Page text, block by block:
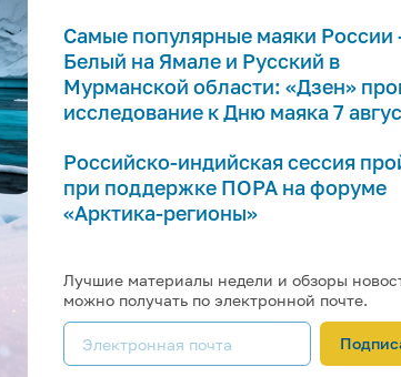
Самые популярные маяки России
Белый на Ямале и Русский в
Мурманской области: «Дзен»
исследование к Дню маяка 7
Российско-индийская сессия
при поддержке ПОРА на форуме
«Арктика-регионы»
Лучшие материалы недели и обзоры
можно получать по электронной почте.